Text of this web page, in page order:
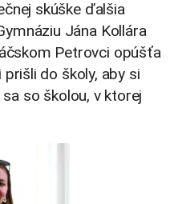
skúške ďalšia
Jána Kollára
Petrovci opúšťa
do školy, aby si
so školou, v ktorej